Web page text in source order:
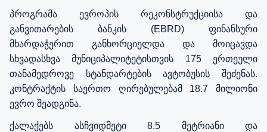
პროგრამა ევროპის რეკონსტრუქციისა და
განვითარების ბანკის (EBRD) ფინანსური
მხარდაჭერით განხორციელდა და მოიცავდა
სხვადასხვა მუნიციპალიტეტისთვის 175 ერთეული
თანამედროვე სტანდარტების ავტობუსის შეძენას.
კონტრაქტის საერთო ღირებულებამ 18.7 მილიონი
ევრო შეადგინა.
ქალაქებს ასჩვიდმეტი 8.5 მეტრიანი და